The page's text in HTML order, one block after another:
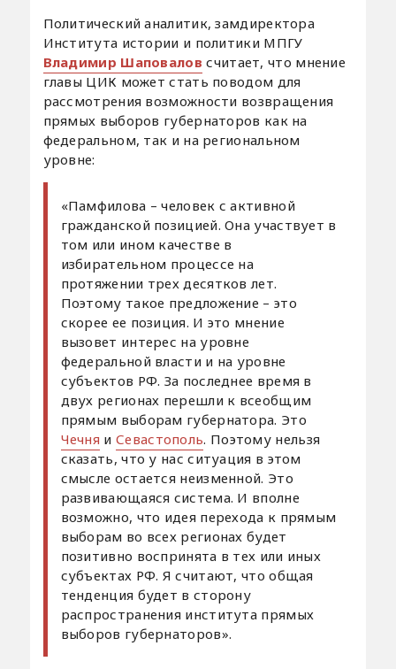
Политический аналитик, замдиректора
Института истории и политики МПГУ
Владимир Шаповалов считает, что мнение
главы ЦИК может стать поводом для
рассмотрения возможности возвращения
прямых выборов губернаторов как на
федеральном, так и на региональном
уровне:
«Памфилова – человек с активной
гражданской позицией. Она участвует в
том или ином качестве в
избирательном процессе на
протяжении трех десятков лет.
Поэтому такое предложение – это
скорее ее позиция. И это мнение
вызовет интерес на уровне
федеральной власти и на уровне
субъектов РФ. За последнее время в
двух регионах перешли к всеобщим
прямым выборам губернатора. Это
Чечня и Севастополь. Поэтому нельзя
сказать, что у нас ситуация в этом
смысле остается неизменной. Это
развивающаяся система. И вполне
возможно, что идея перехода к прямым
выборам во всех регионах будет
позитивно воспринята в тех или иных
субъектах РФ. Я считают, что общая
тенденция будет в сторону
распространения института прямых
выборов губернаторов».